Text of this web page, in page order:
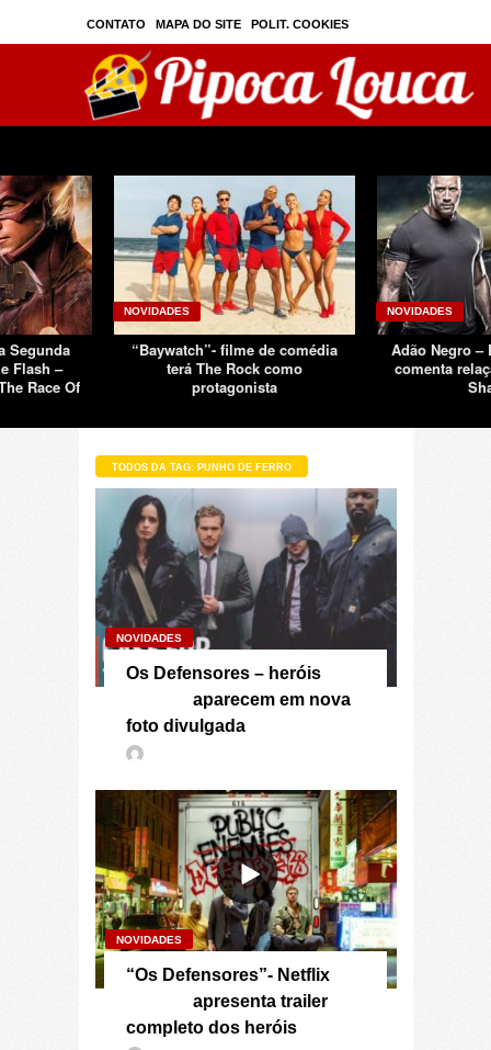
CONTATO MAPA DO SITE POLIT. COOKIES
PRIVAC./SEGURANÇA
Segunda
Flash –
Race Of
NOVIDADES
“Baywatch”- filme de comédia
terá The Rock como
protagonista
NOVIDADES
Adão Negro –
comenta
TODOS DA TAG: PUNHO DE FERRO
NOVIDADES
Os Defensores – heróis
aparecem em nova
foto divulgada
NOVIDADES
“Os Defensores”- Netflix
apresenta trailer
completo dos heróis